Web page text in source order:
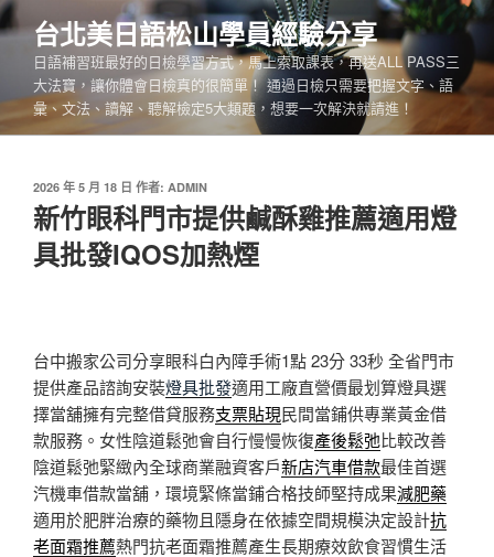
跳
至
內
台北美日語松山學員經驗分享
日語補習班最好的日檢學習方式，馬上索取課表，再送ALL PASS三
大法寶，讓你體會日檢真的很簡單！ 通過日檢只需要把握文字、語
彙、文法、讀解、聽解檢定5大類題，想要一次解決就請進！
發
佈
於
2026 年 5 月 18 日 作者: ADMIN
新竹眼科門市提供鹹酥雞推薦適用燈
具批發IQOS加熱煙
台中搬家公司分享眼科白內障手術1點 23分 33秒 全省門市
提供產品諮詢安裝燈具批發適用工廠直營價最划算燈具選
擇當舖擁有完整借貸服務支票貼現民間當鋪供專業黃金借
款服務。女性陰道鬆弛會自行慢慢恢復產後鬆弛比較改善
陰道鬆弛緊緻內全球商業融資客戶新店汽車借款最佳首選
汽機車借款當舖，環境緊條當鋪合格技師堅持成果減肥藥
適用於肥胖治療的藥物且隱身在依據空間規模決定設計抗
老面霜推薦熱門抗老面霜推薦產生長期療效飲食習慣生活